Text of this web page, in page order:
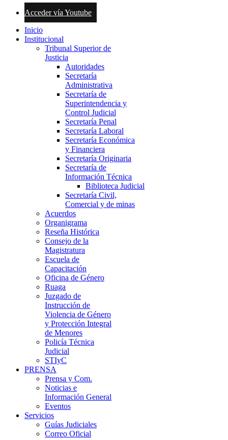
Acceder vía Youtube
Inicio
Institucional
Tribunal Superior de
Justicia
Autoridades
Secretaría
Administrativa
Secretaría de
Superintendencia y
Control Judicial
Secretaría Penal
Secretaría Laboral
Secretaría Económica
y Financiera
Secretaría Originaria
Secretaría de
Información Técnica
Biblioteca Judicial
Secretaría Civil,
Comercial y de minas
Acuerdos
Organigrama
Reseña Histórica
Consejo de la
Magistratura
Escuela de
Capacitación
Oficina de Género
Ruaga
Juzgado de
Instrucción de
Violencia de Género
y Protección Integral
de Menores
Policía Técnica
Judicial
STIyC
PRENSA
Prensa y Com.
Noticias e
Información General
Eventos
Servicios
Guías Judiciales
Correo Oficial